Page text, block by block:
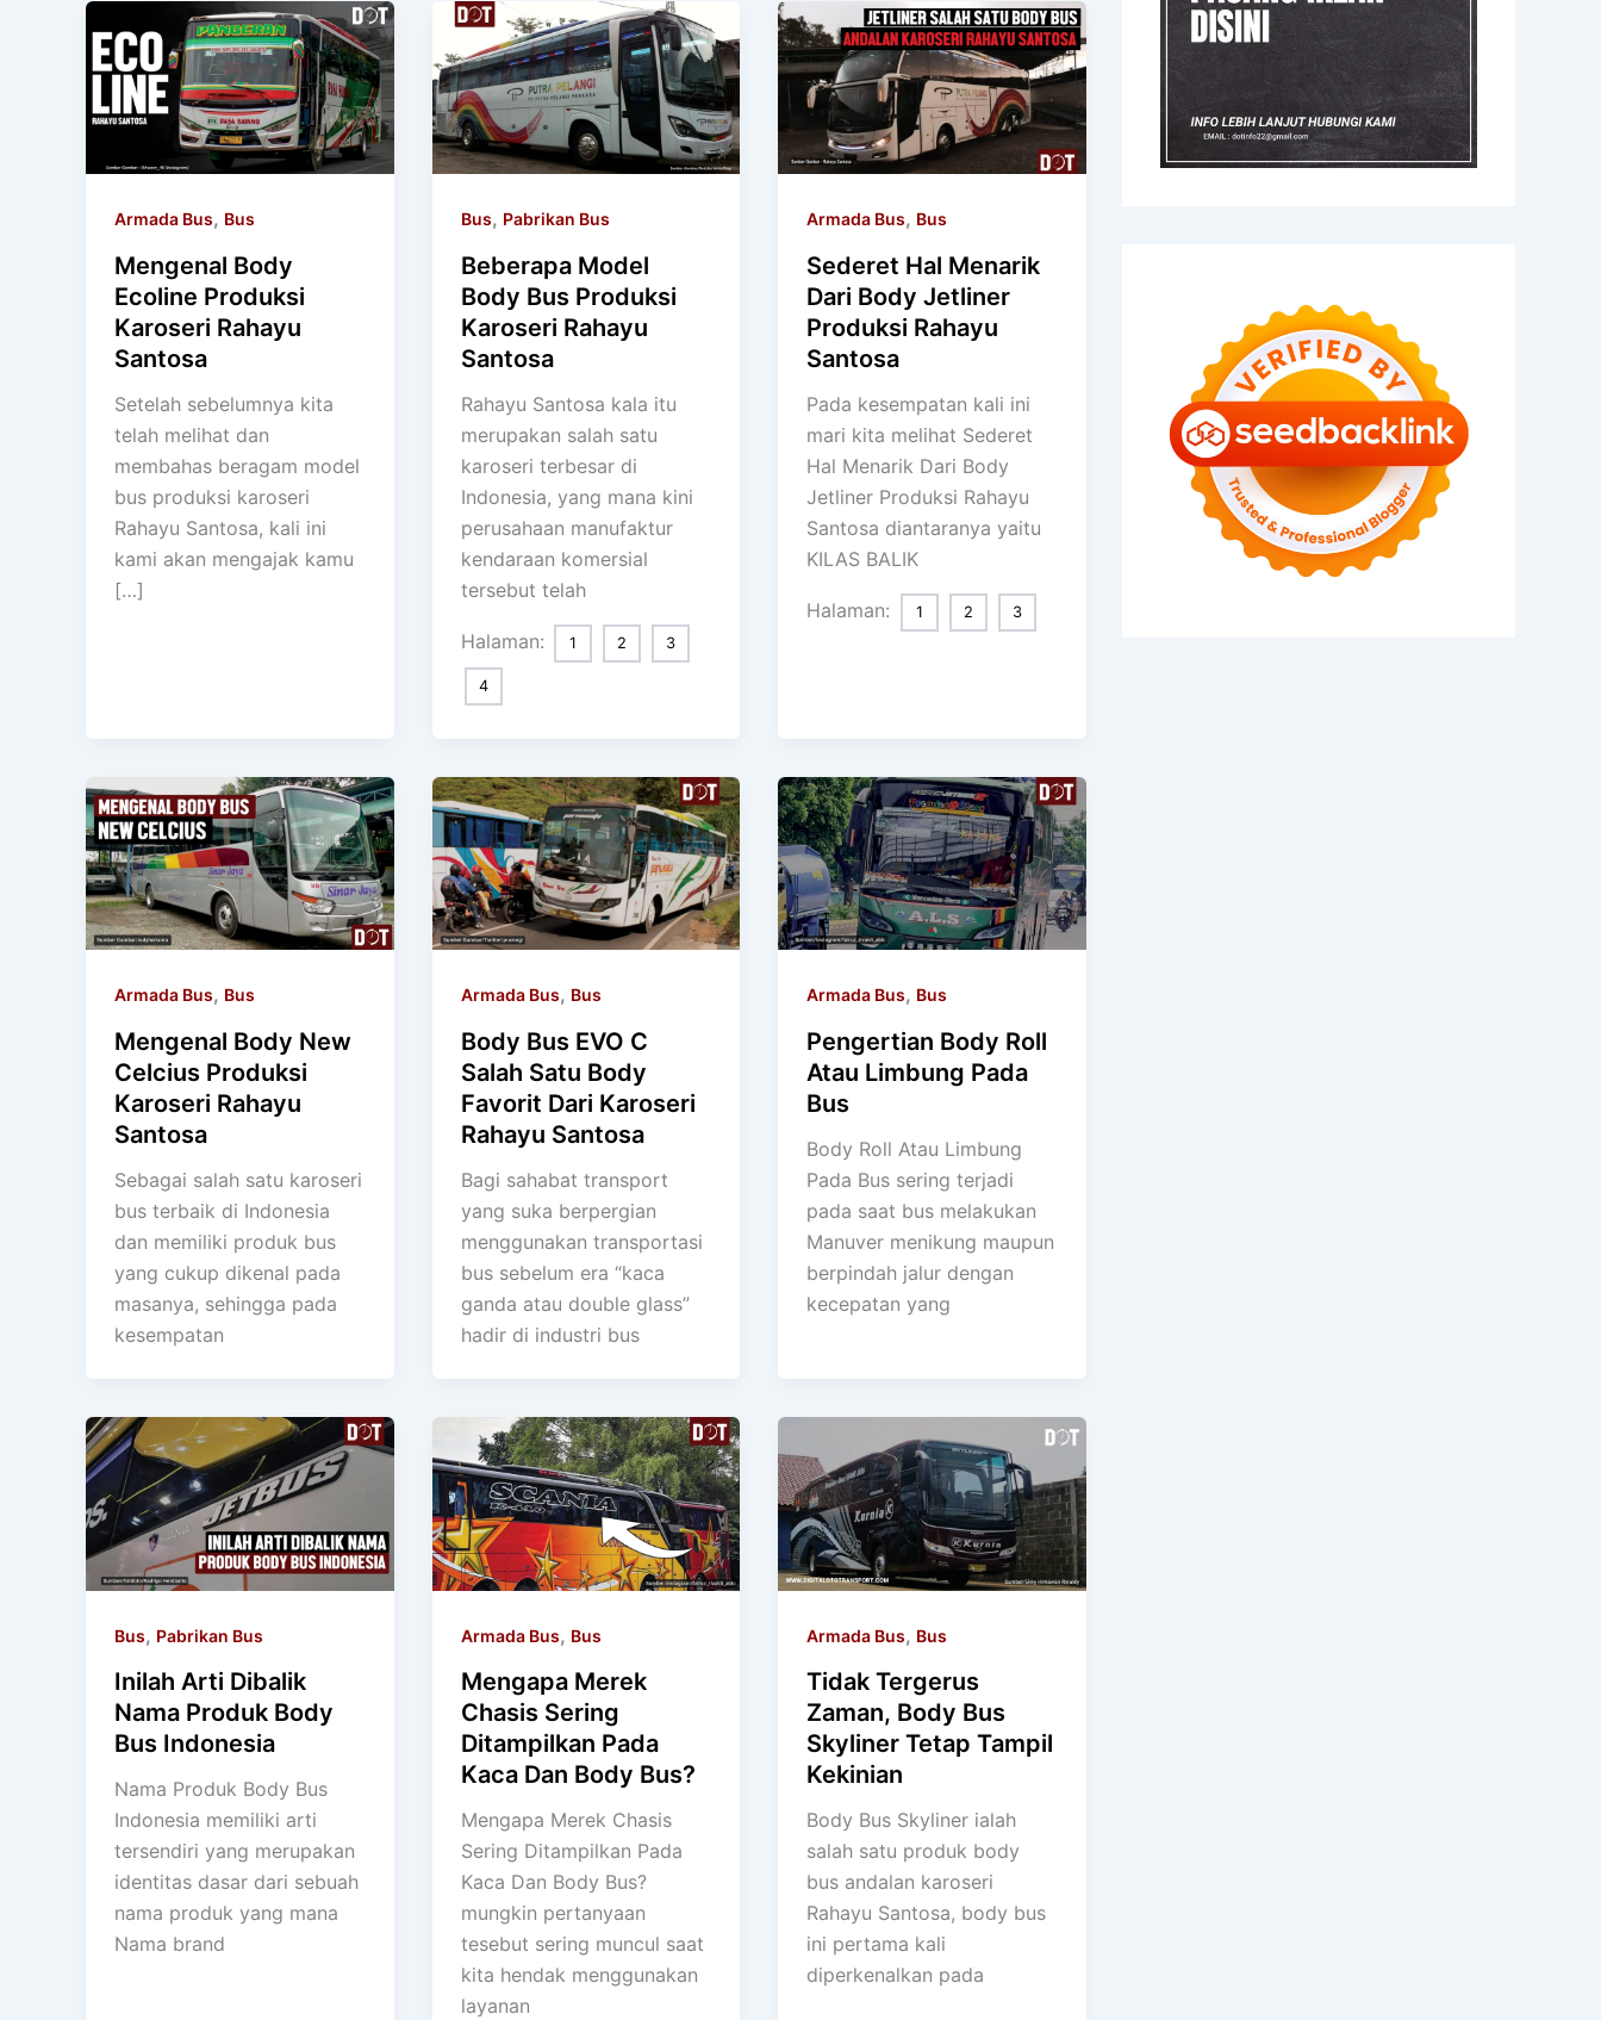
Armada Bus, Bus
Mengenal Body
Ecoline Produksi
Karoseri Rahayu
Santosa
Setelah sebelumnya kita
telah melihat dan
membahas beragam model
bus produksi karoseri
Rahayu Santosa, kali ini
kami akan mengajak kamu
[…]
Bus, Pabrikan Bus
Beberapa Model
Body Bus Produksi
Karoseri Rahayu
Santosa
Rahayu Santosa kala itu
merupakan salah satu
karoseri terbesar di
Indonesia, yang mana kini
perusahaan manufaktur
kendaraan komersial
tersebut telah
Halaman: 1 2 3
4
Armada Bus, Bus
Sederet Hal Menarik
Dari Body Jetliner
Produksi Rahayu
Santosa
Pada kesempatan kali ini
mari kita melihat Sederet
Hal Menarik Dari Body
Jetliner Produksi Rahayu
Santosa diantaranya yaitu
KILAS BALIK
Halaman: 1 2 3
Armada Bus, Bus
Mengenal Body New
Celcius Produksi
Karoseri Rahayu
Santosa
Sebagai salah satu karoseri
bus terbaik di Indonesia
dan memiliki produk bus
yang cukup dikenal pada
masanya, sehingga pada
kesempatan
Armada Bus, Bus
Body Bus EVO C
Salah Satu Body
Favorit Dari Karoseri
Rahayu Santosa
Bagi sahabat transport
yang suka berpergian
menggunakan transportasi
bus sebelum era “kaca
ganda atau double glass”
hadir di industri bus
Armada Bus, Bus
Pengertian Body Roll
Atau Limbung Pada
Bus
Body Roll Atau Limbung
Pada Bus sering terjadi
pada saat bus melakukan
Manuver menikung maupun
berpindah jalur dengan
kecepatan yang
Bus, Pabrikan Bus
Inilah Arti Dibalik
Nama Produk Body
Bus Indonesia
Nama Produk Body Bus
Indonesia memiliki arti
tersendiri yang merupakan
identitas dasar dari sebuah
nama produk yang mana
Nama brand
Armada Bus, Bus
Mengapa Merek
Chasis Sering
Ditampilkan Pada
Kaca Dan Body Bus?
Mengapa Merek Chasis
Sering Ditampilkan Pada
Kaca Dan Body Bus?
mungkin pertanyaan
tesebut sering muncul saat
kita hendak menggunakan
layanan
Armada Bus, Bus
Tidak Tergerus
Zaman, Body Bus
Skyliner Tetap Tampil
Kekinian
Body Bus Skyliner ialah
salah satu produk body
bus andalan karoseri
Rahayu Santosa, body bus
ini pertama kali
diperkenalkan pada